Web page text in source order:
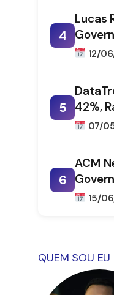
4
Lucas
12/
5 42%,
07/
6
ACM
15/
QUEM SOU EU